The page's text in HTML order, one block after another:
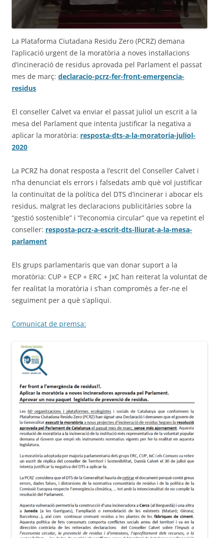
La Plataforma Ciutadana Residu Zero (PCRZ) demana
l’aplicació urgent de la moratòria a noves instal·lacions
d’incineració de residus aprovada pel Parlament el passat
mes de març: declaracio-pcrz-fer-front-emergencia-
residus
El conseller Calvet va enviar el passat juliol un escrit a la
mesa del Parlament que intenta justificar la negativa a
aplicar la moratòria: resposta-dts-a-la-moratoria-juliol-
2020
La PCRZ ha donat resposta a l’escrit del Conseller Calvet i
n’ha denunciat els errors i falsedats amb què vol justificar
la continuïtat de la política del DTS d’incinerar i abocar els
residus, malgrat les declaracions publicitàries sobre la
“gestió sostenible” i “l’economia circular” que va repetint el
conseller: resposta-pcrz-a-escrit-dts-lliurat-a-la-mesa-
parlament
Els grups parlamentaris que van donar suport a la
moratòria: CUP + ECP + ERC + JxC han reiterat la voluntat de
fer realitat la moratòria i s’han compromès a fer-ne el
seguiment per a què s’apliqui.
Comunicat de premsa: